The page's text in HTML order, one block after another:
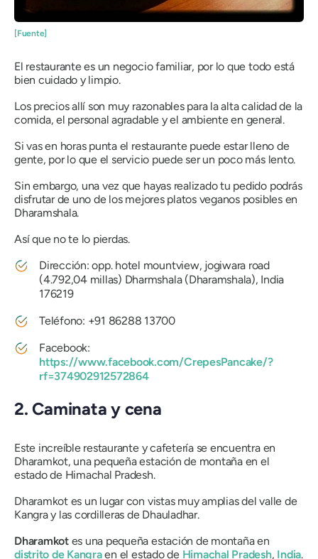
[Fuente]
El restaurante es un negocio familiar, por lo que todo está
bien cuidado y limpio.
Los precios allí son muy razonables para la alta calidad de la
comida, el personal agradable y el ambiente en general.
Si vas en horas punta el restaurante puede estar lleno de
gente, por lo que el servicio puede ser un poco más lento.
Sin embargo, una vez que hayas realizado tu pedido podrás
disfrutar de uno de los mejores platos veganos posibles en
Dharamshala.
Así que no te lo pierdas.
Dirección: opp. hotel mountview, jogiwara road
(4.792,04 millas) Dharmshala (Dharamshala), India
176219
Teléfono: +91 86288 13700
Facebook:
https://www.facebook.com/CrepesPancake/?
rf=374902912572864
2. Caminata y cena
Este increíble restaurante y cafetería se encuentra en
Dharamkot, una pequeña estación de montaña en el
estado de Himachal Pradesh.
Dharamkot es un lugar con vistas muy amplias del valle de
Kangra y las cordilleras de Dhauladhar.
Dharamkotes una pequeña estación de montaña en
distrito de Kangraen el estado de Himachal Pradesh, India.